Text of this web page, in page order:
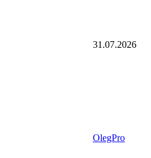
31.07.2026
OlegPro